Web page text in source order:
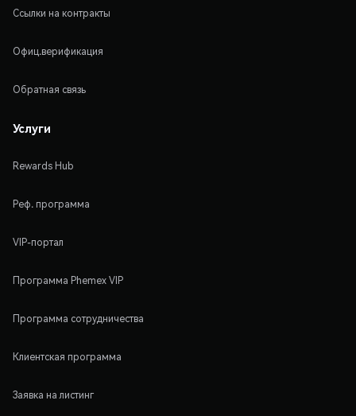
Ссылки на контракты
Офиц.верификация
Обратная связь
Услуги
Rewards Hub
Реф. программа
VIP-портал
Программа Phemex VIP
Программа сотрудничества
Клиентская программа
Заявка на листинг